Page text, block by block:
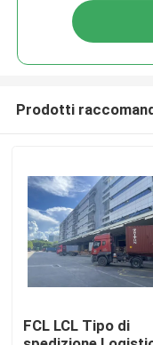
Prodotti
FCL LCL Tipo di